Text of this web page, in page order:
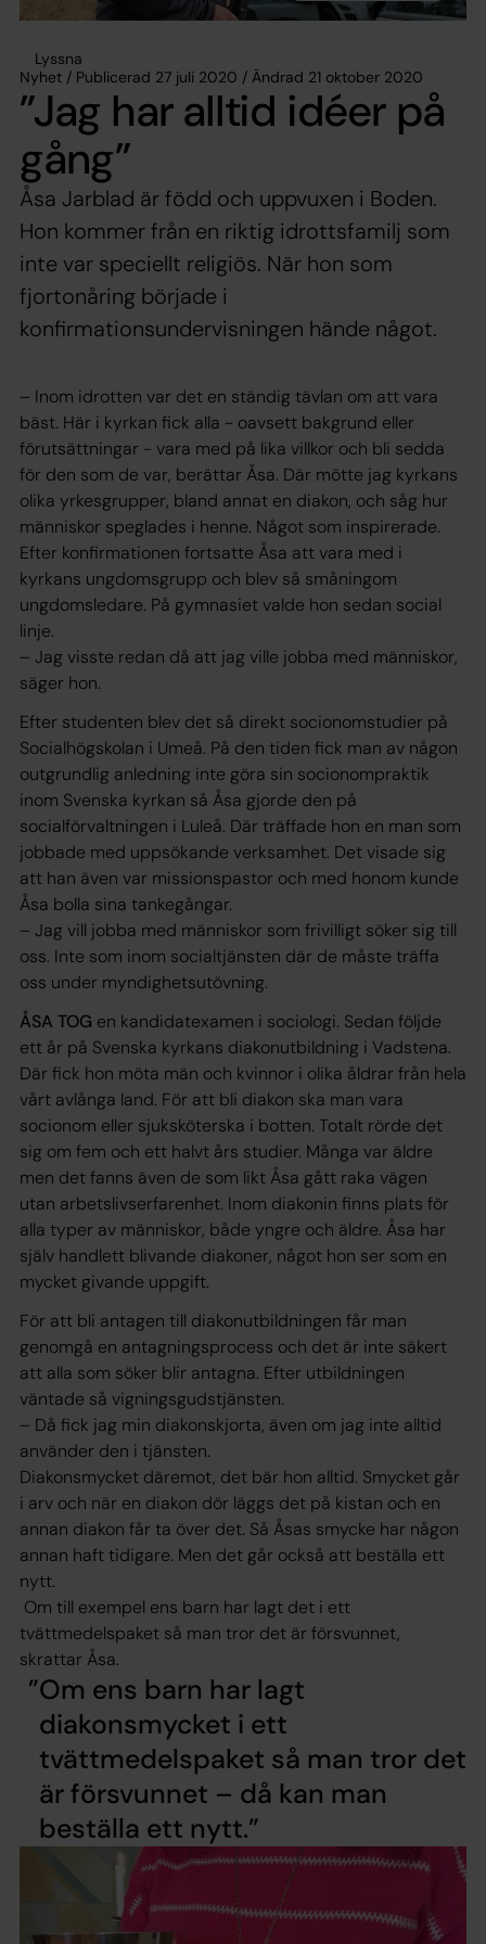
Lyssna
Nyhet / Publicerad 27 juli 2020 / Ändrad 21 oktober 2020
”Jag har alltid idéer på
gång”
Åsa Jarblad är född och uppvuxen i Boden.
Hon kommer från en riktig idrottsfamilj som
inte var speciellt religiös. När hon som
fjortonåring började i
konfirmationsundervisningen hände något.
– Inom idrotten var det en ständig tävlan om att vara
bäst. Här i kyrkan fick alla - oavsett bakgrund eller
förutsättningar - vara med på lika villkor och bli sedda
för den som de var, berättar Åsa. Där mötte jag kyrkans
olika yrkesgrupper, bland annat en diakon, och såg hur
människor speglades i henne. Något som inspirerade.
Efter konfirmationen fortsatte Åsa att vara med i
kyrkans ungdomsgrupp och blev så småningom
ungdomsledare. På gymnasiet valde hon sedan social
linje.
– Jag visste redan då att jag ville jobba med människor,
säger hon.
Efter studenten blev det så direkt socionomstudier på
Socialhögskolan i Umeå. På den tiden fick man av någon
outgrundlig anledning inte göra sin socionompraktik
inom Svenska kyrkan så Åsa gjorde den på
socialförvaltningen i Luleå. Där träffade hon en man som
jobbade med uppsökande verksamhet. Det visade sig
att han även var missionspastor och med honom kunde
Åsa bolla sina tankegångar.
– Jag vill jobba med människor som frivilligt söker sig till
oss. Inte som inom socialtjänsten där de måste träffa
oss under myndighetsutövning.
ÅSA TOG en kandidatexamen i sociologi. Sedan följde
ett år på Svenska kyrkans diakonutbildning i Vadstena.
Där fick hon möta män och kvinnor i olika åldrar från hela
vårt avlånga land. För att bli diakon ska man vara
socionom eller sjuksköterska i botten. Totalt rörde det
sig om fem och ett halvt års studier. Många var äldre
men det fanns även de som likt Åsa gått raka vägen
utan arbetslivserfarenhet. Inom diakonin finns plats för
alla typer av människor, både yngre och äldre. Åsa har
själv handlett blivande diakoner, något hon ser som en
mycket givande uppgift.
För att bli antagen till diakonutbildningen får man
genomgå en antagningsprocess och det är inte säkert
att alla som söker blir antagna. Efter utbildningen
väntade så vigningsgudstjänsten.
– Då fick jag min diakonskjorta, även om jag inte alltid
använder den i tjänsten.
Diakonsmycket däremot, det bär hon alltid. Smycket går
i arv och när en diakon dör läggs det på kistan och en
annan diakon får ta över det. Så Åsas smycke har någon
annan haft tidigare. Men det går också att beställa ett
nytt.
­ Om till exempel ens barn har lagt det i ett
tvättmedelspaket så man tror det är försvunnet,
skrattar Åsa.
Om ens barn har lagt
diakonsmycket i ett
tvättmedelspaket så man tror det
är försvunnet – då kan man
beställa ett nytt.